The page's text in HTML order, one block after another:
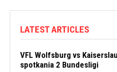
LATEST ARTICLES
VFL Wolfsburg vs
spotkania 2 Bundesligi